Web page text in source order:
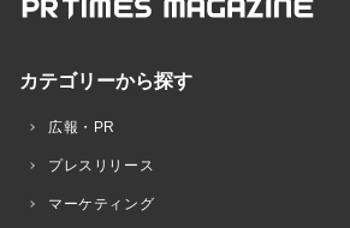
カテゴリーから探す
広報・PR
プレスリリース
マーケティング